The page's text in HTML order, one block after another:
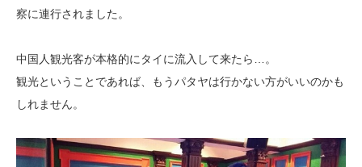
察に連行されました。
中国人観光客が本格的にタイに流入して来たら…。
観光ということであれば、もうパタヤは行かない方がいいのかも
しれません。